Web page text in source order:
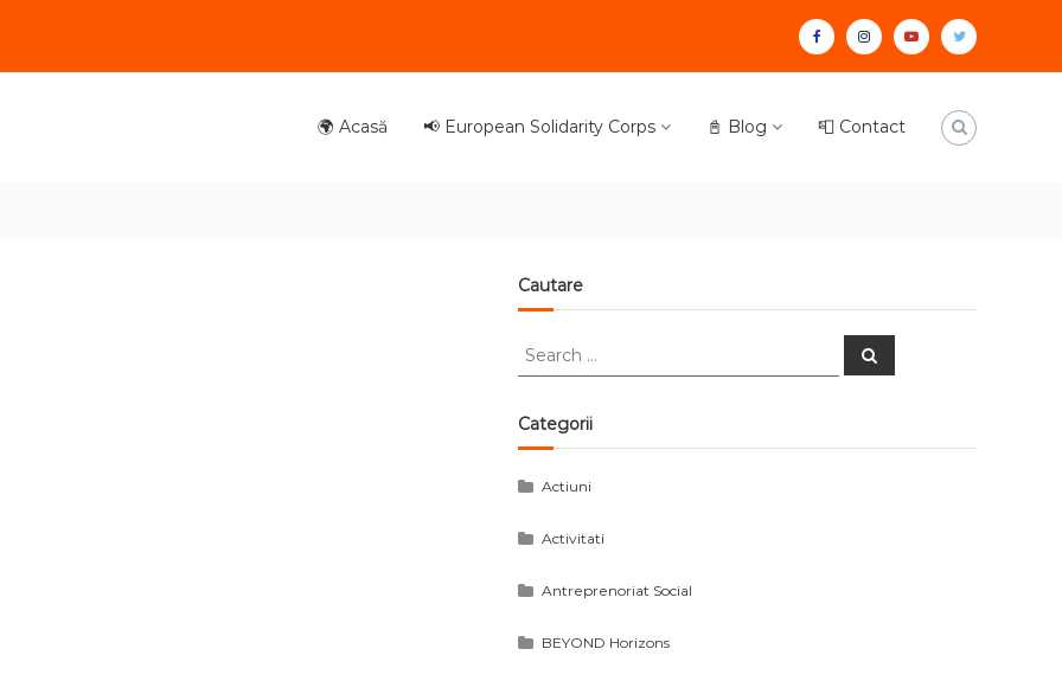
facebookinstagramyoutubetwitter
🌍 Acasă 📢 European Solidarity Corps 📓 Blog 📮 Contact
Cautare
Search
Search
Categorii
Actiuni
Activitati
Antreprenoriat Social
BEYOND Horizons